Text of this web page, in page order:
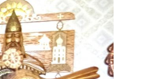
03 4 октября 2025